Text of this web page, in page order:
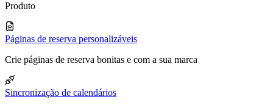
Produto
Páginas de reserva personalizáveis
Crie páginas de reserva bonitas e com a sua marca
Sincronização de calendários